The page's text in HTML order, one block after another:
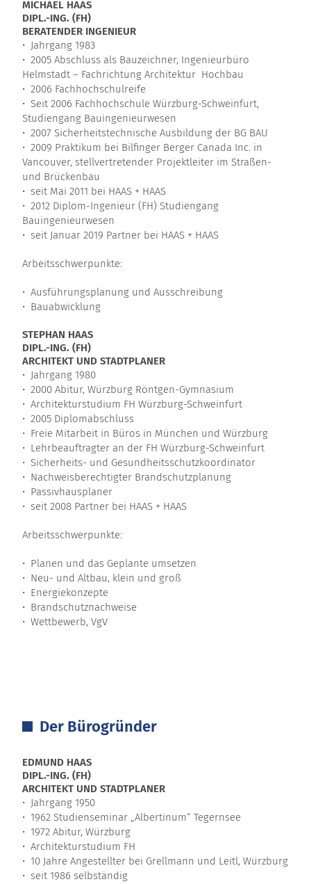
MICHAEL HAAS
DIPL.-ING. (FH)
BERATENDER INGENIEUR
• Jahrgang 1983
• 2005 Abschluss als Bauzeichner, Ingenieurbüro
Helmstadt – Fachrichtung Architektur Hochbau
• 2006 Fachhochschulreife
• Seit 2006 Fachhochschule Würzburg-Schweinfurt,
Studiengang Bauingenieurwesen
• 2007 Sicherheitstechnische Ausbildung der BG BAU
• 2009 Praktikum bei Bilfinger Berger Canada Inc. in
Vancouver, stellvertretender Projektleiter im Straßen-
und Brückenbau
• seit Mai 2011 bei HAAS + HAAS
• 2012 Diplom-Ingenieur (FH) Studiengang
Bauingenieurwesen
• seit Januar 2019 Partner bei HAAS + HAAS
Arbeitsschwerpunkte:
• Ausführungsplanung und Ausschreibung
• Bauabwicklung
STEPHAN HAAS
DIPL.-ING. (FH)
ARCHITEKT UND STADTPLANER
• Jahrgang 1980
• 2000 Abitur, Würzburg Röntgen-Gymnasium
• Architekturstudium FH Würzburg-Schweinfurt
• 2005 Diplomabschluss
• Freie Mitarbeit in Büros in München und Würzburg
• Lehrbeauftragter an der FH Würzburg-Schweinfurt
• Sicherheits- und Gesundheitsschutzkoordinator
• Nachweisberechtigter Brandschutzplanung
• Passivhausplaner
• seit 2008 Partner bei HAAS + HAAS
Arbeitsschwerpunkte:
• Planen und das Geplante umsetzen
• Neu- und Altbau, klein und groß
• Energiekonzepte
• Brandschutznachweise
• Wettbewerb, VgV
Der Bürogründer
EDMUND HAAS
DIPL.-ING. (FH)
ARCHITEKT UND STADTPLANER
• Jahrgang 1950
• 1962 Studienseminar „Albertinum“ Tegernsee
• 1972 Abitur, Würzburg
• Architekturstudium FH
• 10 Jahre Angestellter bei Grellmann und Leitl, Würzburg
• seit 1986 selbständig